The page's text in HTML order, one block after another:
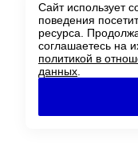
Сайт использует
поведения
ресурса.
соглашаетесь на
политикой в
данных